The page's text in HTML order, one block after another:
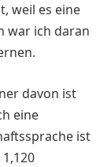
weil es eine
war ich daran
davon ist
eine
ist